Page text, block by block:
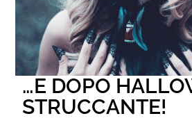
…E DOPO
STRUCCANTE!